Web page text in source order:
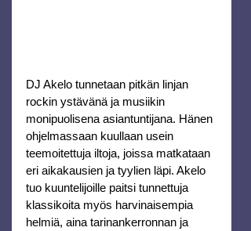
DJ Akelo tunnetaan pitkän linjan
rockin ystävänä ja musiikin
monipuolisena asiantuntijana. Hänen
ohjelmassaan kuullaan usein
teemoitettuja iltoja, joissa matkataan
eri aikakausien ja tyylien läpi. Akelo
tuo kuuntelijoille paitsi tunnettuja
klassikoita myös harvinaisempia
helmiä, aina tarinankerronnan ja